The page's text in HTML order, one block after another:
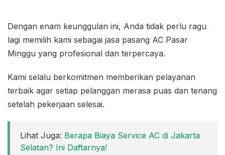
Dengan enam keunggulan ini, Anda tidak perlu ragu
lagi memilih kami sebagai jasa pasang AC Pasar
Minggu yang profesional dan terpercaya.
Kami selalu berkomitmen memberikan pelayanan
terbaik agar setiap pelanggan merasa puas dan tenang
setelah pekerjaan selesai.
Lihat Juga: Berapa Biaya Service AC di Jakarta
Selatan? Ini Daftarnya!